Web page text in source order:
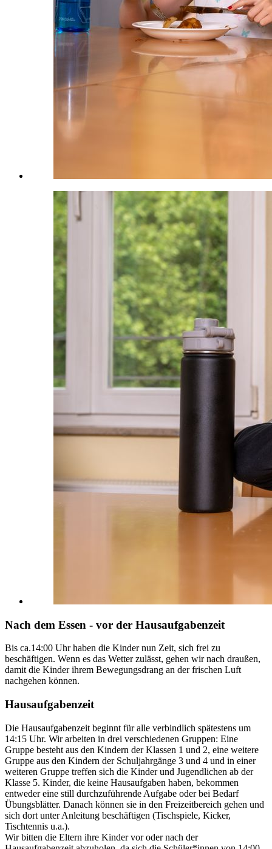
Nach dem Essen - vor der Hausaufgabenzeit
Bis ca.14:00 Uhr haben die Kinder nun Zeit, sich frei zu
beschäftigen. Wenn es das Wetter zulässt, gehen wir nach draußen,
damit die Kinder ihrem Bewegungsdrang an der frischen Luft
nachgehen können.
Hausaufgabenzeit
Die Hausaufgabenzeit beginnt für alle verbindlich spätestens um
14:15 Uhr. Wir arbeiten in drei verschiedenen Gruppen: Eine
Gruppe besteht aus den Kindern der Klassen 1 und 2, eine weitere
Gruppe aus den Kindern der Schuljahrgänge 3 und 4 und in einer
weiteren Gruppe treffen sich die Kinder und Jugendlichen ab der
Klasse 5. Kinder, die keine Hausaufgaben haben, bekommen
entweder eine still durchzuführende Aufgabe oder bei Bedarf
Übungsblätter. Danach können sie in den Freizeitbereich gehen und
sich dort unter Anleitung beschäftigen (Tischspiele, Kicker,
Tischtennis u.a.).
Wir bitten die Eltern ihre Kinder vor oder nach der